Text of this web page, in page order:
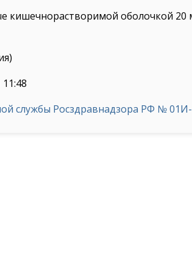
оболочкой 20
службы Росздравнадзора РФ № 01И-